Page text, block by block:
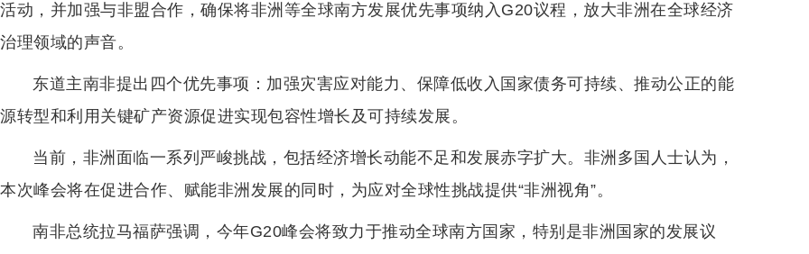
活动，并加强与非盟合作，确保将非洲等全球南方发展优先事项纳入G20议程，放大非洲在全球经济
治理领域的声音。
东道主南非提出四个优先事项：加强灾害应对能力、保障低收入国家债务可持续、推动公正的能
源转型和利用关键矿产资源促进实现包容性增长及可持续发展。
当前，非洲面临一系列严峻挑战，包括经济增长动能不足和发展赤字扩大。非洲多国人士认为，
本次峰会将在促进合作、赋能非洲发展的同时，为应对全球性挑战提供“非洲视角”。
南非总统拉马福萨强调，今年G20峰会将致力于推动全球南方国家，特别是非洲国家的发展议